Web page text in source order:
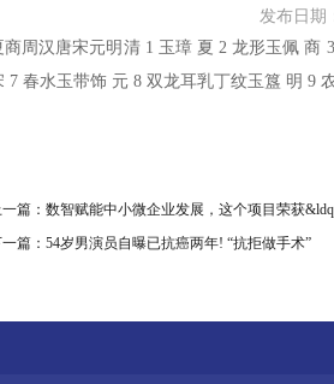
发布日期
商周汉唐宋元明清 1 玉璋 夏 2 龙形玉佩 商
7 春水玉带饰 元 8 双龙耳乳丁纹玉簋 明 9
篇： 数智赋能中小微企业发展，这个项目荣获
篇： 54岁男演员自曝已抗癌两年! “抗拒做手术”